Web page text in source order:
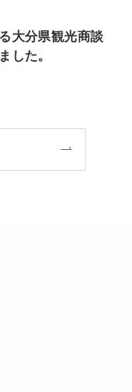
大分県観光商談
した。